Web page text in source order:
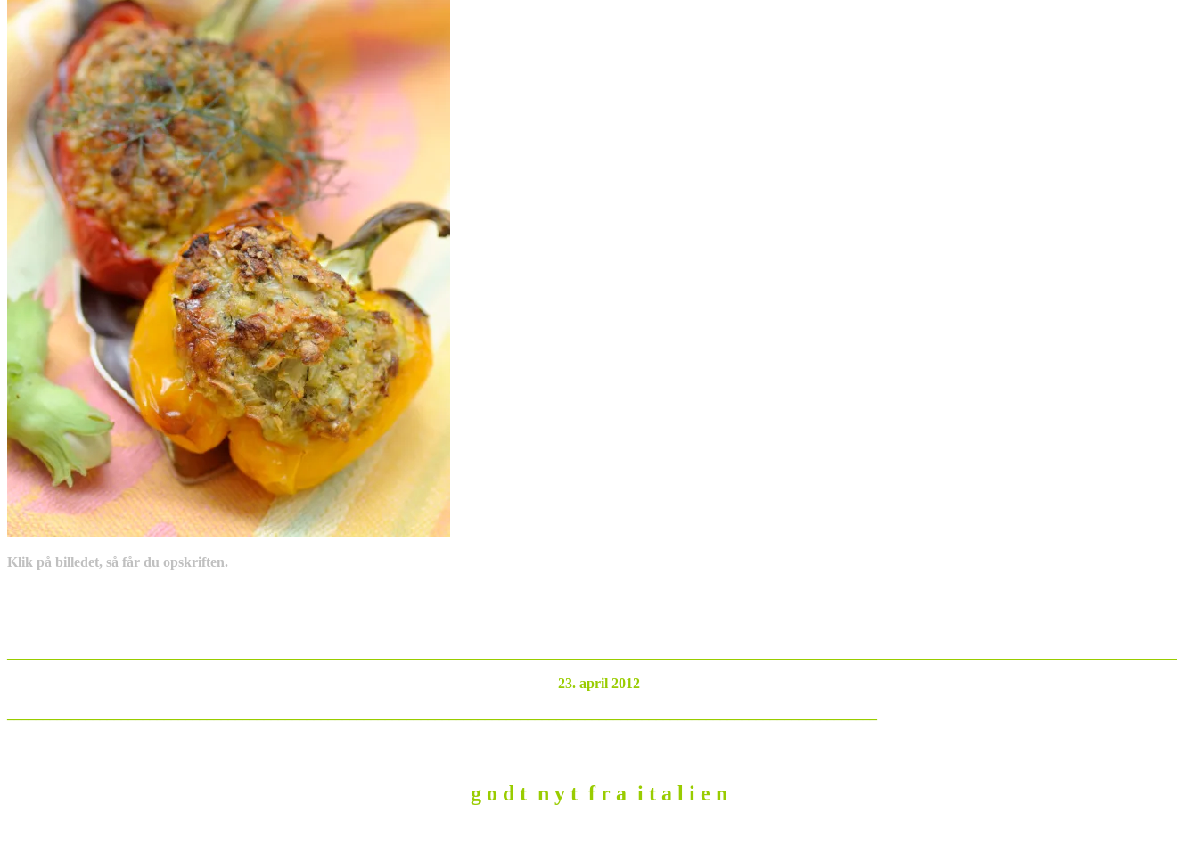
Klik på billedet, så får du opskriften.
23. april 2012
g o d t n y t f r a i t a l i e n